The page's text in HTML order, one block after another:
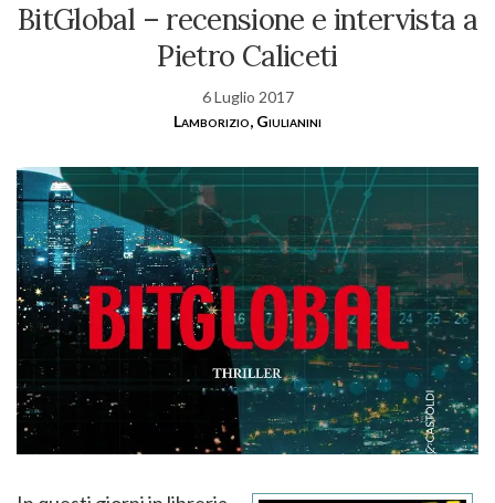
BitGlobal – recensione e intervista a
Pietro Caliceti
6 Luglio 2017
Lamborizio, Giulianini